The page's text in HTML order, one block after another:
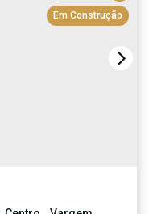
Em Construção